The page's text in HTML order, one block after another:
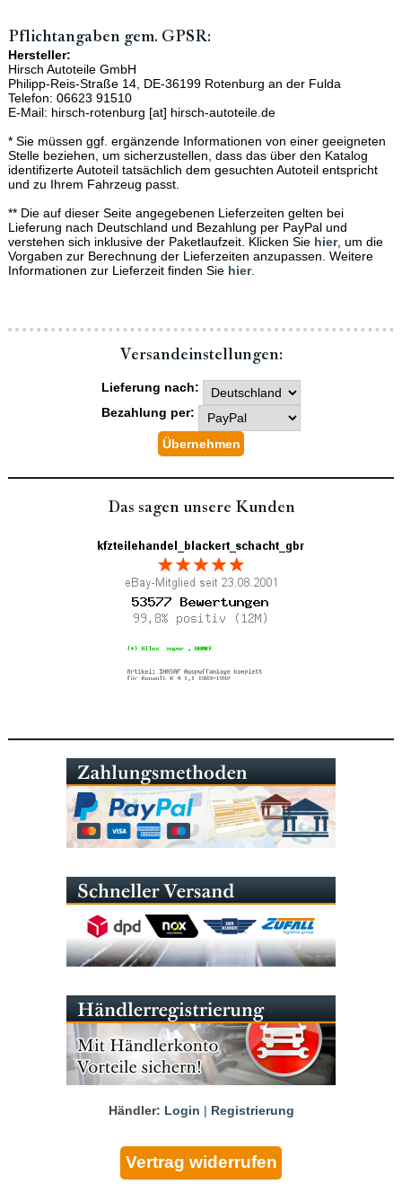
Pflichtangaben gem. GPSR:
Hersteller:
Hirsch Autoteile GmbH
Philipp-Reis-Straße 14, DE-36199 Rotenburg an der Fulda
Telefon: 06623 91510
E-Mail: hirsch-rotenburg [at] hirsch-autoteile.de
* Sie müssen ggf. ergänzende Informationen von einer geeigneten
Stelle beziehen, um sicherzustellen, dass das über den Katalog
identifizerte Autoteil tatsächlich dem gesuchten Autoteil entspricht
und zu Ihrem Fahrzeug passt.
** Die auf dieser Seite angegebenen Lieferzeiten gelten bei
Lieferung nach Deutschland und Bezahlung per PayPal und
verstehen sich inklusive der Paketlaufzeit. Klicken Sie hier, um die
Vorgaben zur Berechnung der Lieferzeiten anzupassen. Weitere
Informationen zur Lieferzeit finden Sie hier.
Versand­einstellungen:
Lieferung nach:
Bezahlung per:
Das sagen unsere Kunden
Händler: Login | Registrierung